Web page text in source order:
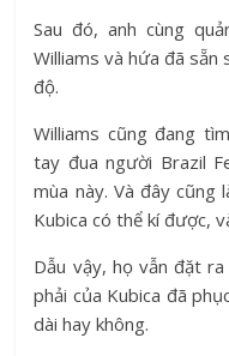
Sau đó, anh cùng
Williams và hứa đã
độ.
Williams cũng đang
tay đua người Brazil
mùa này. Và đây cũng
Kubica có thể kí được,
Dẫu vậy, họ vẫn đặt
phải của Kubica đã
dài hay không.